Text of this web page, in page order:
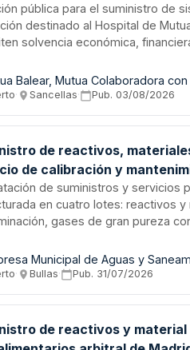
pública para el suministro de
destinado al Hospital de
solvencia económica,
con seguro de responsabilidad
especializadas en los
Balear, Mutua Colaboradora
· Sancellas· Pub. 03/08/2026
de reactivos,
de calibración y
- EMUASA
de suministros y servicios
en cuatro lotes: reactivos
gases de gran pureza
principal es de suministros,
de servicios extraordinarios,
Municipal de Aguas y
· Bullas· Pub. 31/07/2026
de reactivos y